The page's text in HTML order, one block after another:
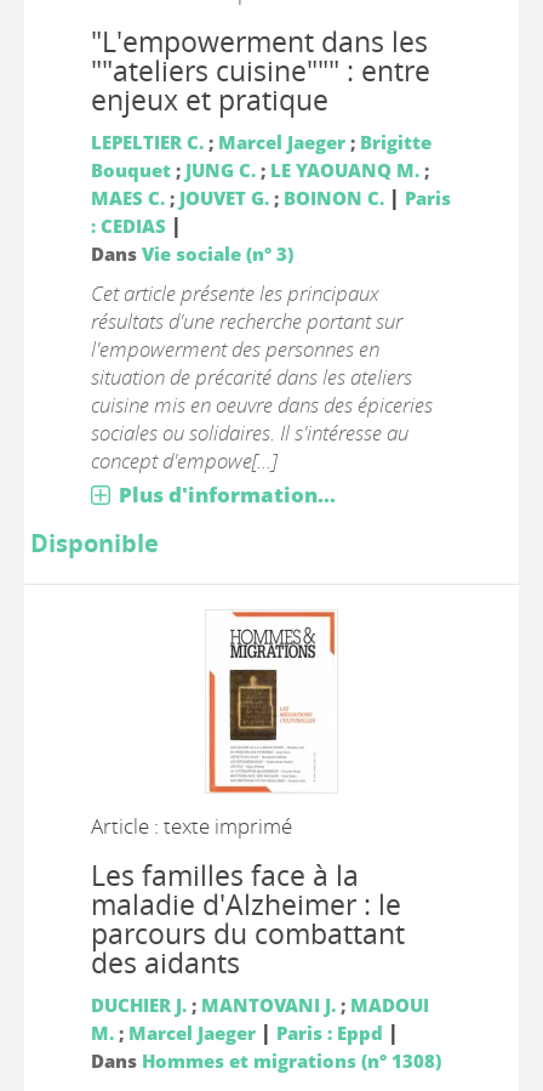
"L'empowerment dans les
""ateliers cuisine""" : entre
enjeux et pratique
LEPELTIER C.; Marcel Jaeger; Brigitte
Bouquet; JUNG C.; LE YAOUANQ M.;
MAES C.; JOUVET G.; BOINON C. | Paris
: CEDIAS |
Dans Vie sociale (n° 3)
Cet article présente les principaux
résultats d'une recherche portant sur
l'empowerment des personnes en
situation de précarité dans les ateliers
cuisine mis en oeuvre dans des épiceries
sociales ou solidaires. Il s'intéresse au
concept d'empowe[...]
Plus d'information...
Disponible
Article : texte imprimé
Les familles face à la
maladie d'Alzheimer : le
parcours du combattant
des aidants
DUCHIER J.; MANTOVANI J.; MADOUI
M.; Marcel Jaeger | Paris : Eppd |
Dans Hommes et migrations (n° 1308)